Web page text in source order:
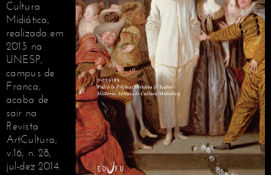
Cultura
Midiática,
realizada em
2013 na
UNESP,
campus de
Franca,
acaba de
sair na
Revista
ArtCultura,
v.16, n. 28,
jul-dez 2014.